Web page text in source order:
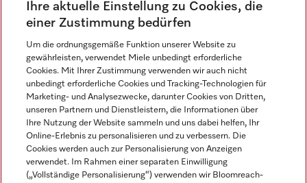
Sprache
DEUTSCH
Miele auf Instagram
Miele auf Youtube
Ihre aktuelle Einstellung zu Cookies, die
einer Zustimmung bedürfen
Um die ordnungsgemäße Funktion unserer Website zu
gewährleisten, verwendet Miele unbedingt erforderliche
Cookies. Mit Ihrer Zustimmung verwenden wir auch nicht
unbedingt erforderliche Cookies und Tracking-Technologien für
Marketing- und Analysezwecke, darunter Cookies von Dritten,
unseren Partnern und Dienstleistern, die Informationen über
Ihre Nutzung der Website sammeln und uns dabei helfen, Ihr
Online-Erlebnis zu personalisieren und zu verbessern. Die
Cookies werden auch zur Personalisierung von Anzeigen
verwendet. Im Rahmen einer separaten Einwilligung
(„Vollständige Personalisierung“) verwenden wir Bloomreach-